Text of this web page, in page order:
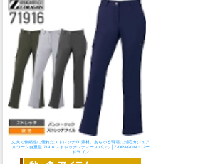
丈夫で伸縮性に優れたストレッチTC素材。あらゆる現場に対応カジュア
ルワーク自重堂 71916 ストレッチレディースパンツ│Z-DRAGON・ジー
ドラゴン